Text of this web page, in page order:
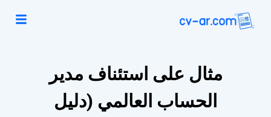
مثال على استئناف مدير
الحساب العالمي (دليل